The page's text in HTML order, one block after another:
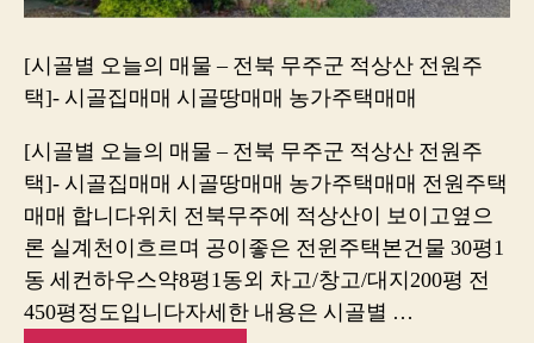
[시골별 오늘의 매물 – 전북 무주군 적상산 전원주
택]- 시골집매매 시골땅매매 농가주택매매
[시골별 오늘의 매물 – 전북 무주군 적상산 전원주
택]- 시골집매매 시골땅매매 농가주택매매 전원주택
매매 합니다위치 전북무주에 적상산이 보이고옆으
론 실계천이흐르며 공이좋은 전윈주택본건물 30평1
동 세컨하우스약8평1동외 차고/창고/대지200평 전
450평정도입니다자세한 내용은 시골별 …